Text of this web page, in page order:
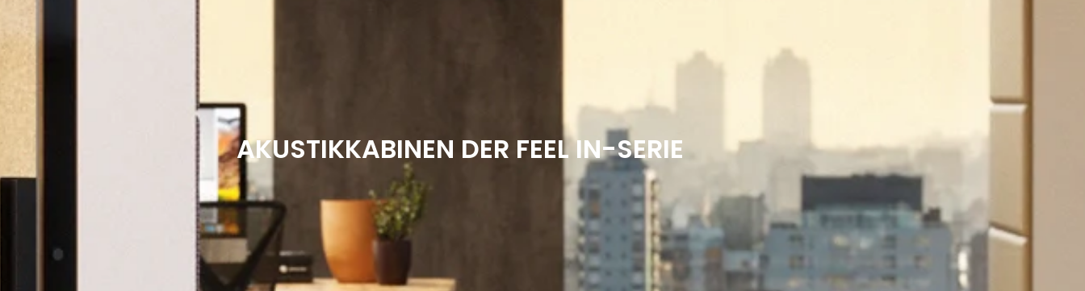
AKUSTIKKABINEN DER FEEL IN-SERIE